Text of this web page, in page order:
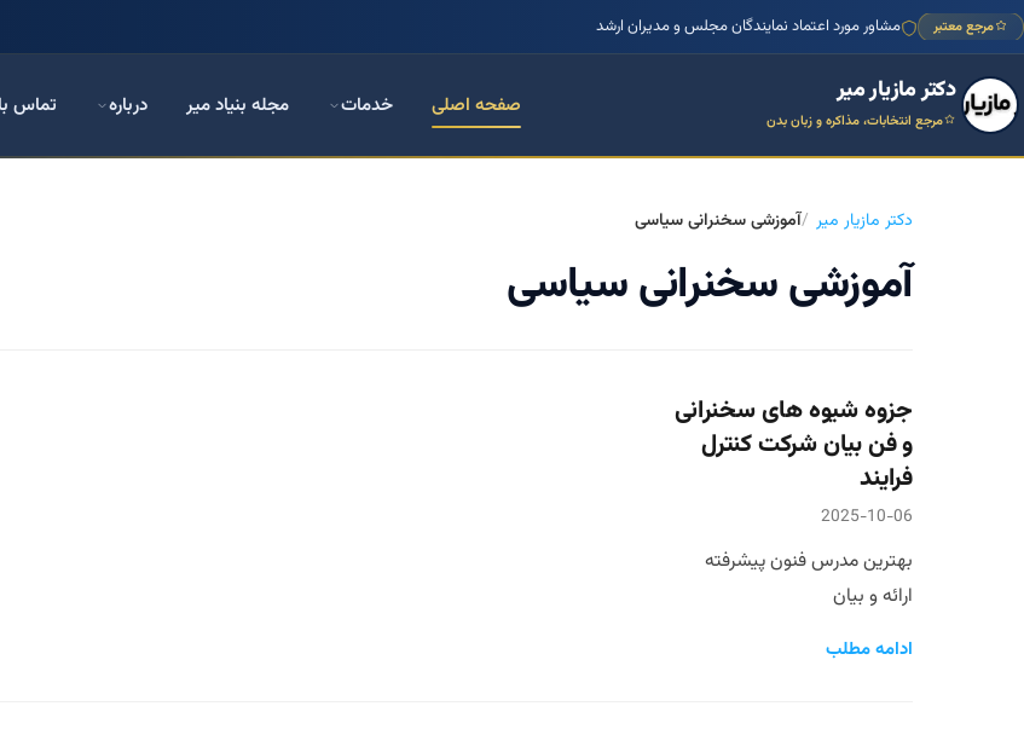
مرجع معتبر مشاور مورد اعتماد نمایندگان مجلس و مدیران ارشد
دکتر مازیار میر
مرجع انتخابات، مذاکره و زبان بدن
صفحه اصلی خدمات مجله بنیاد میر درباره تماس
دکتر مازیار میر آموزشی سخنرانی سیاسی
آموزشی سخنرانی سیاسی
جزوه شیوه های سخنرانی
و فن بیان شرکت کنترل
فرایند
2025-10-06
بهترین مدرس فنون پیشرفته
ارائه و بیان
ادامه مطلب